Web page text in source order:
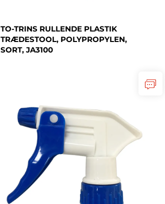
TO-TRINS RULLENDE PLASTIK
TRÆDESTOOL, POLYPROPYLEN,
SORT, JA3100